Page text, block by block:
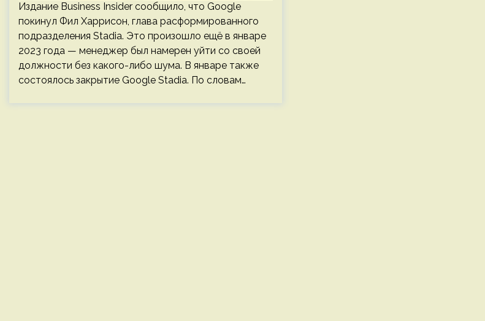
Издание Business Insider сообщило, что Google
покинул Фил Харрисон, глава расформированного
подразделения Stadia. Это произошло ещё в январе
2023 года — менеджер был намерен уйти со своей
должности без какого-либо шума. В январе также
состоялось закрытие Google Stadia. По словам…